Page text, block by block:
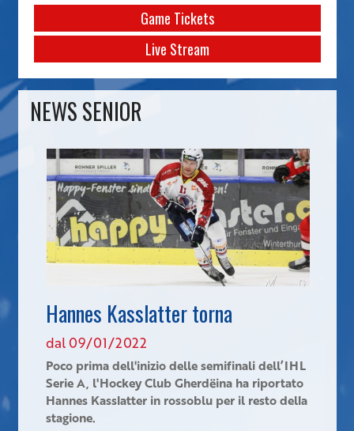
Game Tickets
Live Stream
NEWS SENIOR
Hannes Kasslatter torna
dal 09/01/2022
Poco prima dell'inizio delle semifinali dell’IHL
Serie A, l'Hockey Club Gherdëina ha riportato
Hannes Kasslatter in rossoblu per il resto della
stagione.